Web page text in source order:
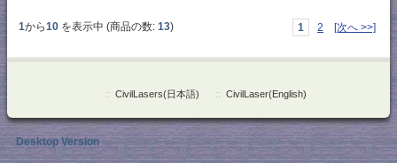
1から10 を表示中 (商品の数: 13) 1 2 [次へ >>]
:: CivilLasers(日本語) :: CivilLaser(English)
Desktop Version